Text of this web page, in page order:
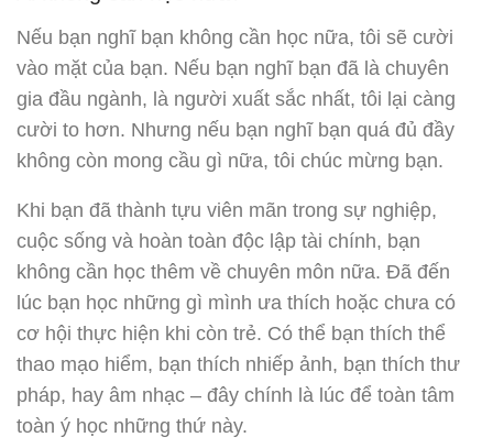
Nếu bạn nghĩ bạn không cần học nữa, tôi sẽ cười
vào mặt của bạn. Nếu bạn nghĩ bạn đã là chuyên
gia đầu ngành, là người xuất sắc nhất, tôi lại càng
cười to hơn. Nhưng nếu bạn nghĩ bạn quá đủ đầy
không còn mong cầu gì nữa, tôi chúc mừng bạn.
Khi bạn đã thành tựu viên mãn trong sự nghiệp,
cuộc sống và hoàn toàn độc lập tài chính, bạn
không cần học thêm về chuyên môn nữa. Đã đến
lúc bạn học những gì mình ưa thích hoặc chưa có
cơ hội thực hiện khi còn trẻ. Có thể bạn thích thể
thao mạo hiểm, bạn thích nhiếp ảnh, bạn thích thư
pháp, hay âm nhạc – đây chính là lúc để toàn tâm
toàn ý học những thứ này.